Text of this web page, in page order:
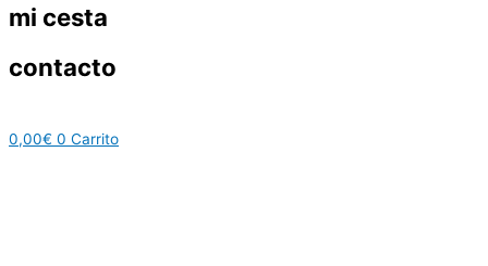
mi cesta
contacto
0,00€ 0 Carrito